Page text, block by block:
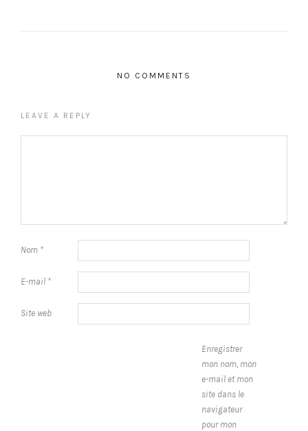
NO COMMENTS
LEAVE A REPLY
Nom *
E-mail *
Site web
Enregistrer
mon nom, mon
e-mail et mon
site dans le
navigateur
pour mon